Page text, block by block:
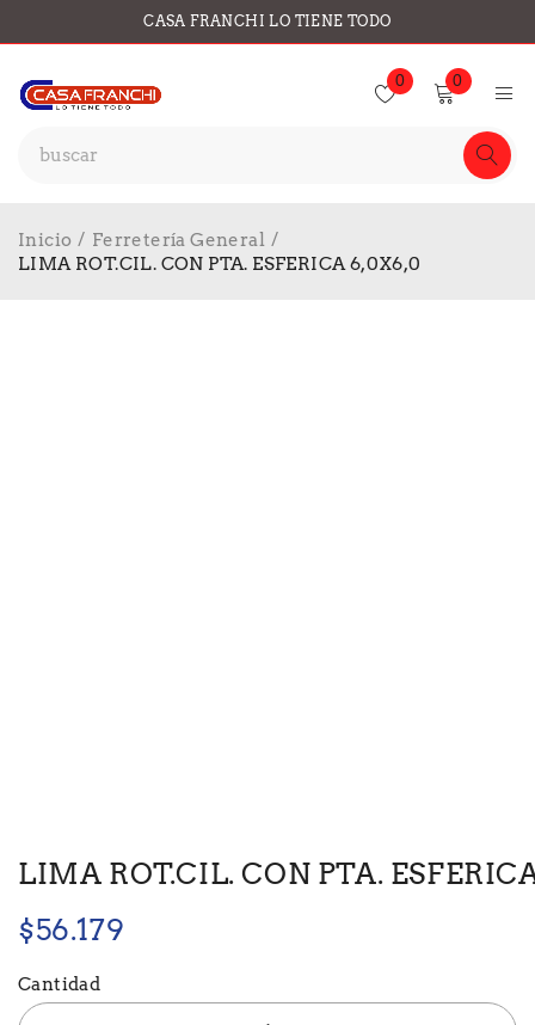
CASA FRANCHI LO TIENE TODO
0 0
Inicio / Ferretería General /
LIMA ROT.CIL. CON PTA. ESFERICA 6,0X6,0
LIMA ROT.CIL. CON PTA.
$56.179
Cantidad